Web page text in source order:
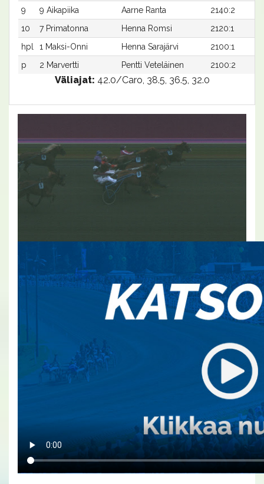
9
9 Aikapiika Aarne Ranta
2140:2
10
7 Primatonna Henna Romsi
2120:1
hpl
1 Maksi-Onni Henna Sarajärvi
2100:1
p
2 Marvertti Pentti Veteläinen 2100:2
Väliajat: 42.0/Caro, 38.5, 36.5, 32.0